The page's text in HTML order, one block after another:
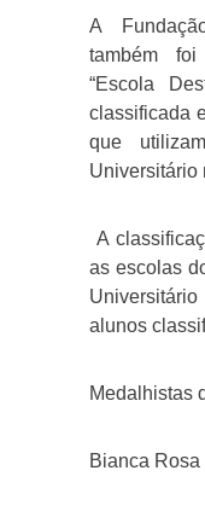
A
também
“Escola
classificada
que
Universitário
A
as escolas
alunos
Medalhistas
Bianca Rosa